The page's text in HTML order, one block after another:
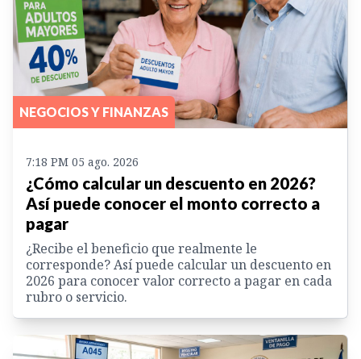
NEGOCIOS Y FINANZAS
7:18 PM 05 ago. 2026
¿Cómo calcular un descuento en 2026?
Así puede conocer el monto correcto a
pagar
¿Recibe el beneficio que realmente le
corresponde? Así puede calcular un descuento en
2026 para conocer valor correcto a pagar en cada
rubro o servicio.